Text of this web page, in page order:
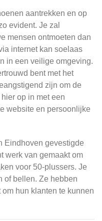
aantrekken en op
evident. Je zal
mensen ontmoeten dan
internet kan soelaas
in een veilige omgeving.
bent met het
zijn om de
op in met een
website en persoonlijke
Eindhoven gevestigde
werk van gemaakt om
voor 50-plussers. Je
of bellen. Ze hebben
hun klanten te kunnen